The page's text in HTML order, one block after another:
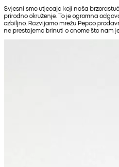
Svjesni smo utjecaja koji naša
prirodno okruženje. To je ogromna
ozbiljno. Razvijamo mrežu Pepco
ne prestajemo brinuti o onome što nam